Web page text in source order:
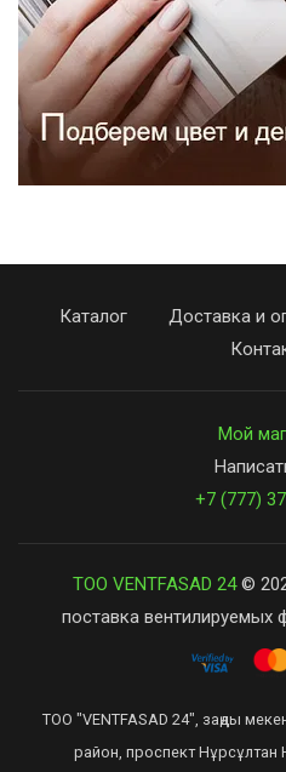
Каталог Доставка и
Мой
+7 (777)
ТОО VENTFASAD 24©
поставка вентилируемых
ТОО "VENTFASAD 24", заңды
район, проспект Нұрсұлтан